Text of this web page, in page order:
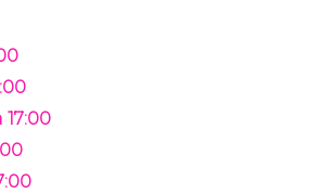
17:00